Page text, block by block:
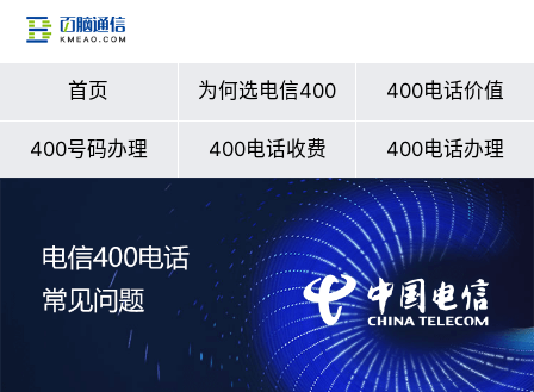
首页 为何选电信400 400电话价值
400号码办理 400电话收费 400电话办理